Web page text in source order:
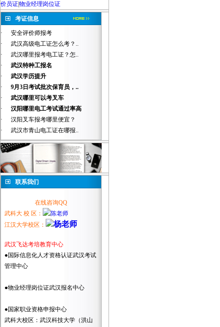
价员证物业经理岗位证
考证信息
·
安全评价师报考
·
武汉高级电工证怎么考？..
·
武汉哪里报考电工证？怎..
·
武汉特种工报名
·
武汉学历提升
·
9月3日考试批次保育员，..
·
武汉哪里可以考叉车
·
汉阳哪里电工考试通过率高
·
汉阳叉车报考哪里便宜？
·
武汉市青山电工证在哪报..
联系我们
在线咨询QQ
武科大 校 区：
江汉大学校区：
武汉飞达考培教育中心
●国际信息化人才资格认证武汉考试
管理中心
●物业经理岗位证武汉报名中心
●国家职业资格申报中心
武科大校区：武汉科技大学（洪山